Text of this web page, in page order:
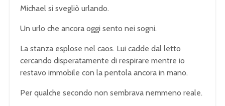
Michael si svegliò urlando.
Un urlo che ancora oggi sento nei sogni.
La stanza esplose nel caos. Lui cadde dal letto
cercando disperatamente di respirare mentre io
restavo immobile con la pentola ancora in mano.
Per qualche secondo non sembrava nemmeno reale.